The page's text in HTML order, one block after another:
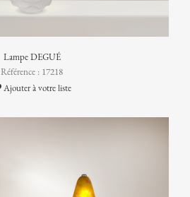
Lampe DEGUÉ
Référence : 17218
Ajouter à votre liste